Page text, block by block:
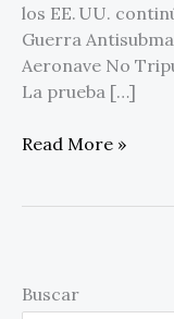
los EE. UU.
Guerra
Aeronave No
La prueba […]
Read More »
Buscar